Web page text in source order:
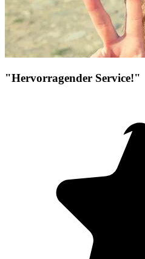
"Hervorragender Service!"